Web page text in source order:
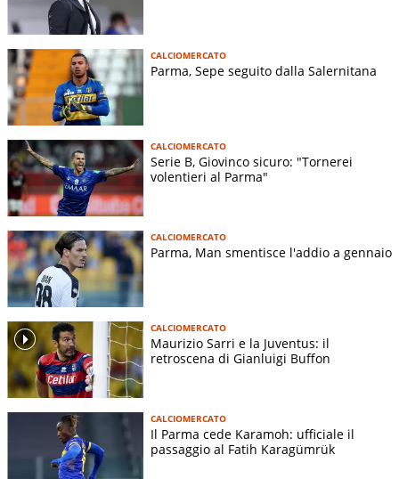
CALCIOMERCATO
Parma, Sepe seguito dalla Salernitana
CALCIOMERCATO
Serie B, Giovinco sicuro: "Tornerei
volentieri al Parma"
CALCIOMERCATO
Parma, Man smentisce l'addio a gennaio
CALCIOMERCATO
Maurizio Sarri e la Juventus: il
retroscena di Gianluigi Buffon
CALCIOMERCATO
Il Parma cede Karamoh: ufficiale il
passaggio al Fatih Karagümrük